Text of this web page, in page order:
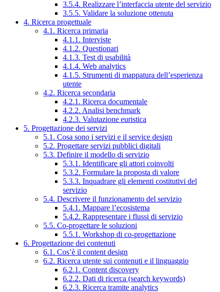
3.5.4. Realizzare l’interfaccia utente del servizio
3.5.5. Validare la soluzione ottenuta
4. Ricerca progettuale
4.1. Ricerca primaria
4.1.1. Interviste
4.1.2. Questionari
4.1.3. Test di usabilità
4.1.4. Web analytics
4.1.5. Strumenti di mappatura dell’esperienza
utente
4.2. Ricerca secondaria
4.2.1. Ricerca documentale
4.2.2. Analisi benchmark
4.2.3. Valutazione euristica
5. Progettazione dei servizi
5.1. Cosa sono i servizi e il service design
5.2. Progettare servizi pubblici digitali
5.3. Definire il modello di servizio
5.3.1. Identificare gli attori coinvolti
5.3.2. Formulare la proposta di valore
5.3.3. Inquadrare gli elementi costitutivi del
servizio
5.4. Descrivere il funzionamento del servizio
5.4.1. Mappare l’ecosistema
5.4.2. Rappresentare i flussi di servizio
5.5. Co-progettare le soluzioni
5.5.1. Workshop di co-progettazione
6. Progettazione dei contenuti
6.1. Cos’è il content design
6.2. Ricerca utente sui contenuti e il linguaggio
6.2.1. Content discovery
6.2.2. Dati di ricerca (search keywords)
6.2.3. Ricerca tramite analytics